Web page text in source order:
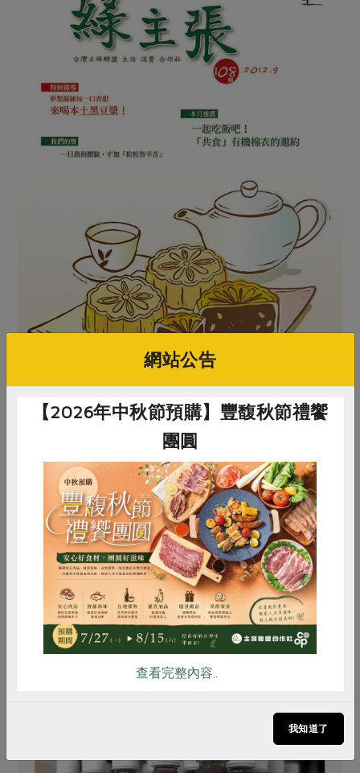
原文刊登於 2012年9月108期
一起吃飯吧！「共食」有機棉衣的邀約
推薦閱讀
惜食 RPET 食譜 減硝酸鹽
雞蛋 食安 共同購買
網站公告
【2026年中秋節預購】豐馥秋節禮饗
團圓
查看完整內容..
我知道了